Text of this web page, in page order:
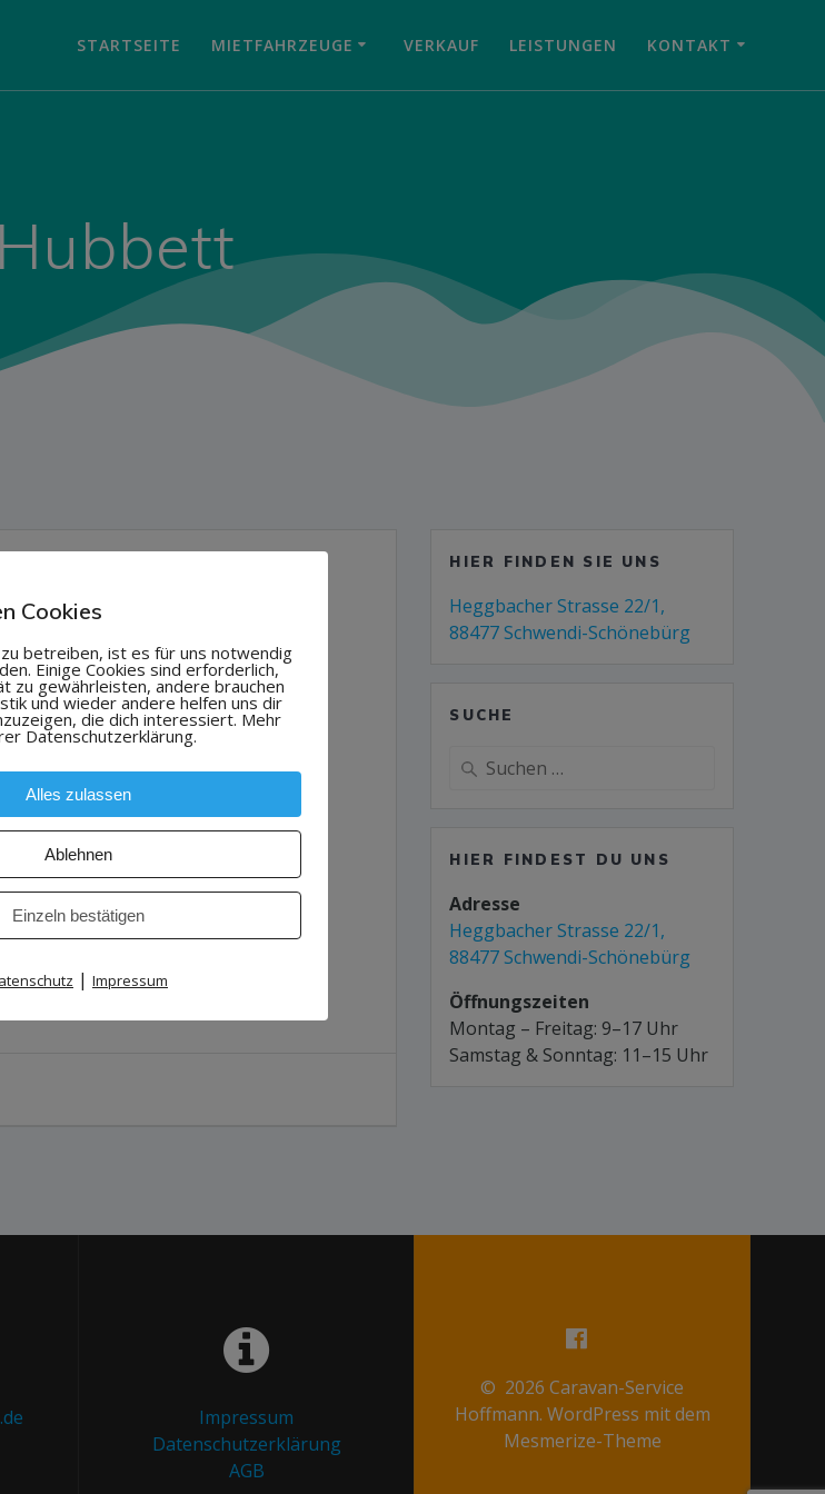
STARTSEITE MIETFAHRZEUGE VERKAUF LEISTUNGEN KONTAKT
HIER FINDEN SIE UNS
Heggbacher Strasse 22/1,
88477 Schwendi-Schönebürg
SUCHE
HIER FINDEST DU UNS
Adresse
Heggbacher Strasse 22/1,
88477 Schwendi-Schönebürg
Öffnungszeiten
Montag – Freitag: 9–17 Uhr
Samstag & Sonntag: 11–15 Uhr
Impressum
Datenschutzerklärung
AGB
© 2026 Caravan-Service
Hoffmann. WordPress mit dem
Mesmerize-Theme
Cookies
betreiben, ist es für uns notwendig
Einige Cookies sind erforderlich,
zu gewährleisten, andere brauchen
und wieder andere helfen uns dir
die dich interessiert. Mehr
Datenschutzerklärung.
Alles zulassen
Ablehnen
Einzeln bestätigen
| Impressum